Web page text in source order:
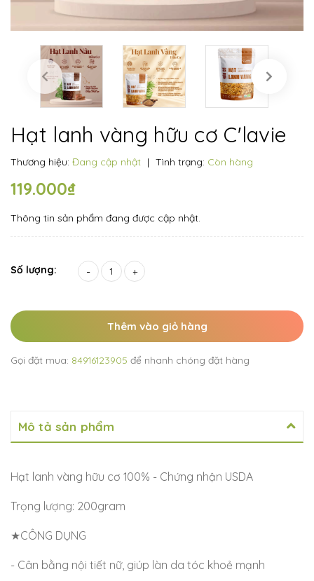
Hạt lanh vàng hữu cơ C'lavie
Thương hiệu: Đang cập nhật | Tình trạng: Còn hàng
119.000₫
Thông tin sản phẩm đang được cập nhật.
Số lượng: - +
Thêm vào giỏ hàng
Gọi đặt mua: 84916123905 để nhanh chóng đặt hàng
Mô tả sản phẩm
Hạt lanh vàng hữu cơ 100% - Chứng nhận USDA
Trọng lượng: 200gram
★CÔNG DỤNG
- Cân bằng nội tiết nữ, giúp làn da tóc khoẻ mạnh